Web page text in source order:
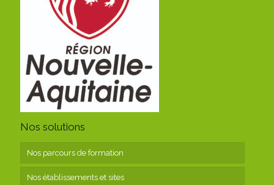
Nos solutions
Nos parcours de formation
Nos établissements et sites